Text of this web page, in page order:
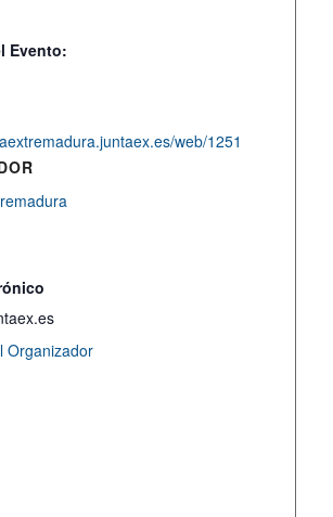
Evento:
web/1251
Organizador